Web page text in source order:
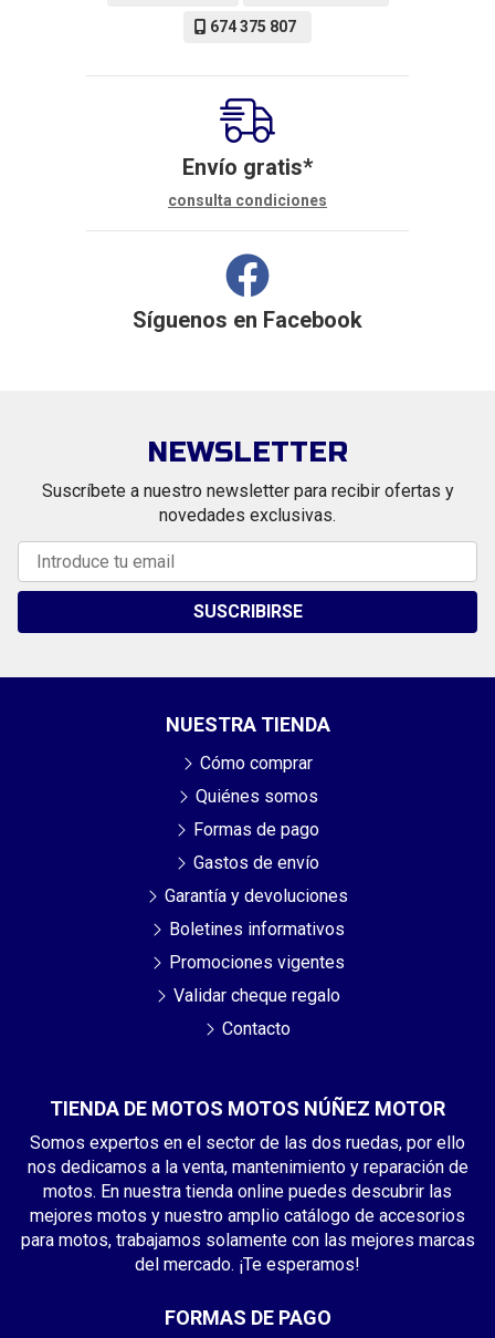
674 375 807
Envío gratis*
consulta condiciones
Síguenos en Facebook
NEWSLETTER
Suscríbete a nuestro newsletter para recibir ofertas y
novedades exclusivas.
SUSCRIBIRSE
TIENDA DE MOTOS MOTOS NÚÑEZ MOTOR
Somos expertos en el sector de las dos ruedas, por ello
nos dedicamos a la venta, mantenimiento y reparación de
motos. En nuestra tienda online puedes descubrir las
mejores motos y nuestro amplio catálogo de accesorios
para motos, trabajamos solamente con las mejores marcas
del mercado. ¡Te esperamos!
FORMAS DE PAGO
NUESTRA TIENDA
Cómo comprar
Quiénes somos
Formas de pago
Gastos de envío
Garantía y devoluciones
Boletines informativos
Promociones vigentes
Validar cheque regalo
Contacto